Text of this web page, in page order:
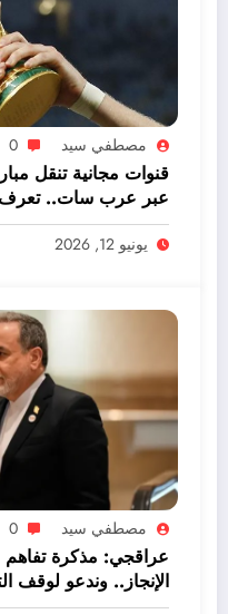
مصطفي سيد 0
عبر عرب سات.. تعرف
يونيو 12, 2026
مصطفي سيد 0
عراقجي: مذكرة
الإنجاز.. وندعو لوقف